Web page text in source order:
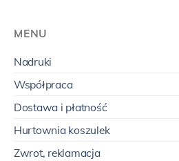
MENU
Nadruki
Współpraca
Dostawa i płatność
Hurtownia koszulek
Zwrot, reklamacja